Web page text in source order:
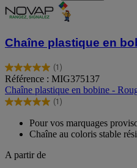
Chaîne plastique en
(1)
5.0
sur
5
étoiles.
avis
Référence : MIG375137
Chaîne plastique en bobine -
(1)
5.0
étoiles.
1
avis
Pour vos marquages
Chaîne au coloris stable
A partir de